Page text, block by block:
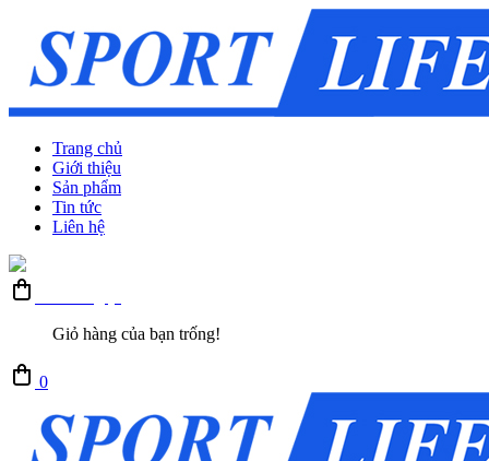
Trang chủ
Giới thiệu
Sản phẩm
Tin tức
Liên hệ
Giỏ hàng của bạn trống!
0